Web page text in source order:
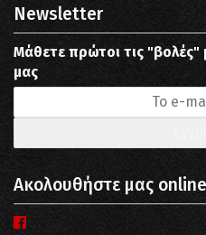
Newsletter
Μάθετε πρώτοι τις
μας
Ακολουθήστε μας online